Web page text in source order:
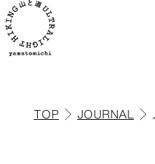
ALL
全ての製品を見る
TOP JOURNAL